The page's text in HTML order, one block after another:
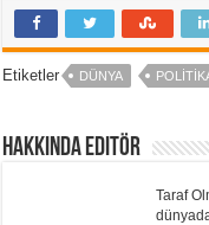
Etiketler DÜNYA
Hakkında Editör
Taraf